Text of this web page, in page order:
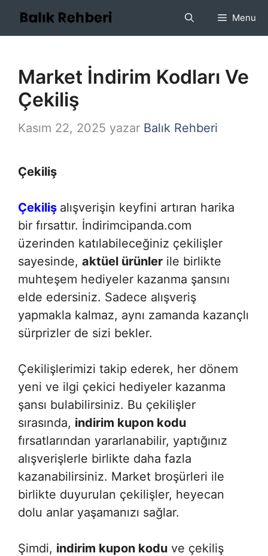
İçeriğe
Menu
Market İndirim Kodları Ve
Çekiliş
Kasım 22, 2025 yazar Balık Rehberi
Çekiliş
Çekiliş alışverişin keyfini artıran harika
bir fırsattır. İndirimcipanda.com
üzerinden katılabileceğiniz çekilişler
sayesinde, aktüel ürünler ile birlikte
muhteşem hediyeler kazanma şansını
elde edersiniz. Sadece alışveriş
yapmakla kalmaz, aynı zamanda kazançlı
sürprizler de sizi bekler.
Çekilişlerimizi takip ederek, her dönem
yeni ve ilgi çekici hediyeler kazanma
şansı bulabilirsiniz. Bu çekilişler
sırasında, indirim kupon kodu
fırsatlarından yararlanabilir, yaptığınız
alışverişlerle birlikte daha fazla
kazanabilirsiniz. Market broşürleri ile
birlikte duyurulan çekilişler, heyecan
dolu anlar yaşamanızı sağlar.
Şimdi, indirim kupon kodu ve çekiliş